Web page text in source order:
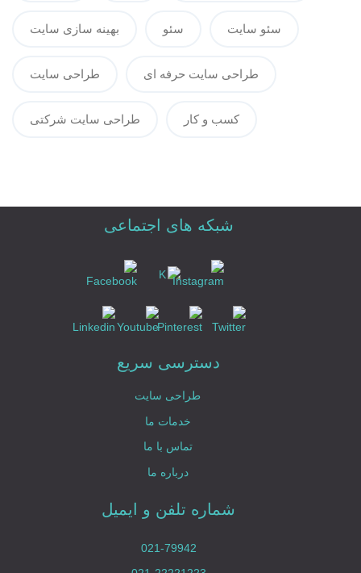
بهینه سازی سایت سئو سئو سایت
طراحی سایت طراحی سایت حرفه ای
طراحی سایت شرکتی کسب و کار
شبکه های اجتماعی
دسترسی سریع
طراحی سایت
خدمات ما
تماس با ما
درباره ما
شماره تلفن و ایمیل
021-79942